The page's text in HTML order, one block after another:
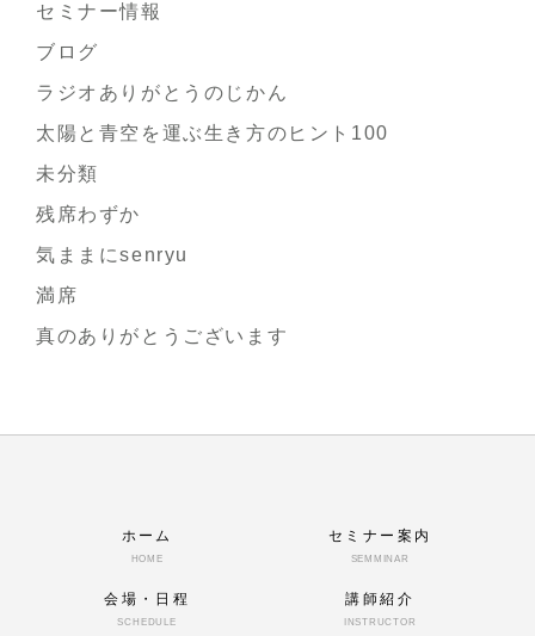
セミナー情報
ブログ
ラジオありがとうのじかん
太陽と青空を運ぶ生き方のヒント100
未分類
残席わずか
気ままにsenryu
満席
真のありがとうございます
ホーム
HOME
セミナー案内
SEMMINAR
会場・日程
SCHEDULE
講師紹介
INSTRUCTOR